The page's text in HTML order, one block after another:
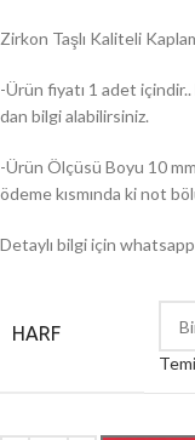
Zirkon Taşlı Kaliteli
-Ürün fiyatı 1 adet
dan bilgi alabilirsiniz.
-Ürün Ölçüsü Boyu 10
ödeme kısmında ki not
Detaylı bilgi için
HARF